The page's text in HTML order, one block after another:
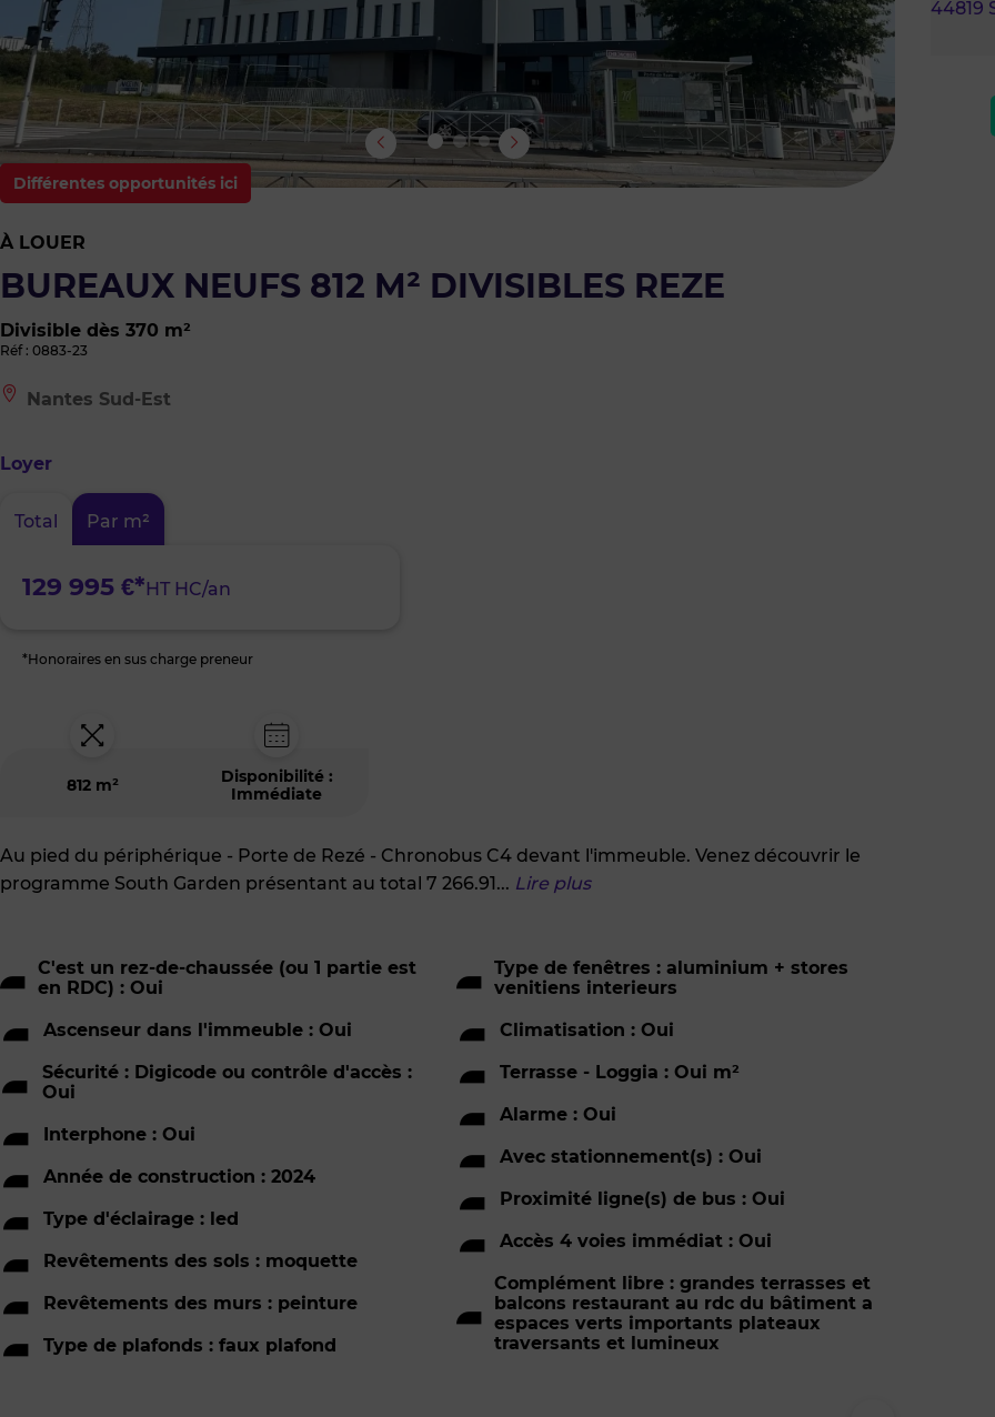
Différentes opportunités ici
À LOUER
BUREAUX NEUFS 812 M² DIVISIBLES REZE
Divisible dès 370 m²
Réf : 0883-23
Le
bien
à
Nantes
Sud-
Nantes Sud-Est
Loyer
Total Par m²
129 995 €*HT HC/an
*Honoraires en sus charge preneur
812 m²
Disponibilité :
Immédiate
Au pied du périphérique - Porte de Rezé - Chronobus C4 devant l'immeuble. Venez découvrir le
programme South Garden présentant au total 7 266.91... Lire plus
C'est un rez-de-chaussée (ou 1 partie est
en RDC) : Oui
Ascenseur dans l'immeuble : Oui
Sécurité : Digicode ou contrôle d'accès :
Oui
Interphone : Oui
Année de construction : 2024
Type d'éclairage : led
Revêtements des sols : moquette
Revêtements des murs : peinture
Type de plafonds : faux plafond
Type de fenêtres : aluminium + stores
venitiens interieurs
Climatisation : Oui
Terrasse - Loggia : Oui m²
Alarme : Oui
Avec stationnement(s) : Oui
Proximité ligne(s) de bus : Oui
Accès 4 voies immédiat : Oui
Complément libre : grandes terrasses et
balcons restaurant au rdc du bâtiment a
espaces verts importants plateaux
traversants et lumineux
44819